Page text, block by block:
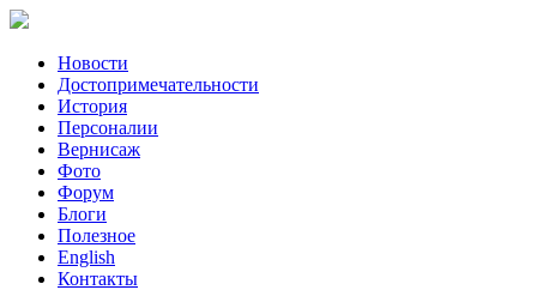
Новости
Достопримечательности
История
Персоналии
Вернисаж
Фото
Форум
Блоги
Полезное
English
Контакты